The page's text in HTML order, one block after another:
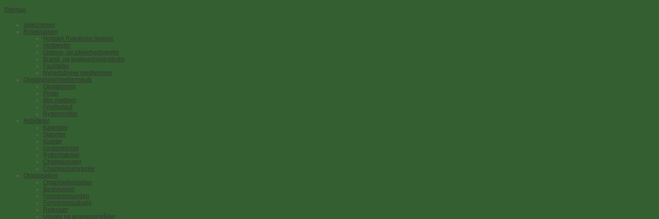
Sitemap
Velkommen
Rideklubben
Holbæk Rideklubs historie
Vedtægter
Ordens- og sikkerhedsregler
Brand- og evakueringsinstruks
Faciliteter
Nyhedsbreve medlemmer
Opstaldning/medlemskab
Opstaldning
Priser
Bliv medlem
Frivillighed
Rytterprofiler
Aktiviteter
Kalender
Stævner
Klubtøj
Undervisning
Ryttermærker
Championater
Championatsregler
Organisation
Organisationsplan
Bestyrelsen
Forretningsorden
Forretningsudvalg
Referater
Udvalg og ansvarsområder